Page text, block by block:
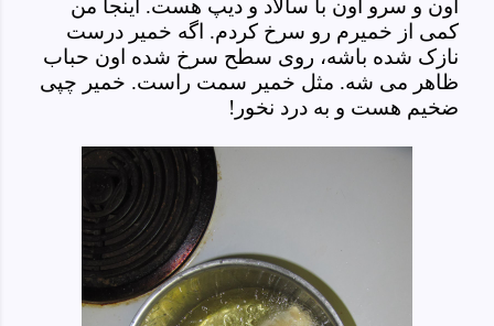
اون و سرو اون با سالاد و دیپ هست. اینجا من
کمی از خمیرم رو سرخ کردم. اگه خمیر درست
نازک شده باشه، روی سطح سرخ شده اون حباب
ظاهر می شه. مثل خمیر سمت راست. خمیر چپی
ضخیم هست و به درد نخور!